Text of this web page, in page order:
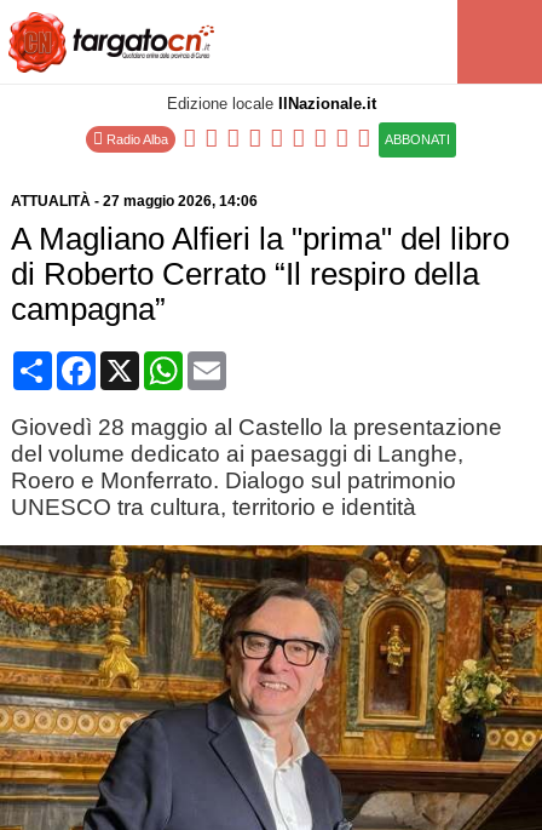
Edizione locale IlNazionale.it
Radio Alba ABBONATI
ATTUALITÀ- 27 maggio 2026, 14:06
A Magliano Alfieri la "prima" del libro
di Roberto Cerrato “Il respiro della
campagna”
CondividiFacebook
X WhatsApp
Email
Giovedì 28 maggio al Castello la presentazione
del volume dedicato ai paesaggi di Langhe,
Roero e Monferrato. Dialogo sul patrimonio
UNESCO tra cultura, territorio e identità